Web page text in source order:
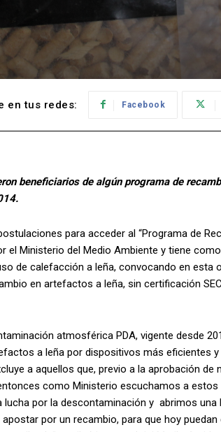
en tus redes: Facebook
beneficiarios de algún programa de
para acceder al “Programa de
el Ministerio del Medio Ambiente y tiene
de calefacción a leña, convocando en esta
en artefactos a leña, sin certificación
atmosférica PDA, vigente desde
a leña por dispositivos más eficientes
a aquellos que, previo a la aprobación de
como Ministerio escuchamos a estos
por la descontaminación y abrimos una
por un recambio, para que hoy